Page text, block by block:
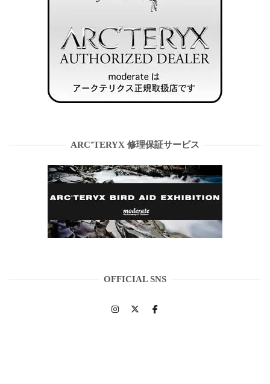
ARC’TERYX 修理保証サービス
OFFICIAL SNS